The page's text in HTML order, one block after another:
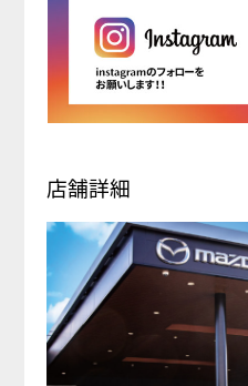
店、
心
よ
り
お
ち
し
て
お
り
ま
す。
店舗詳細